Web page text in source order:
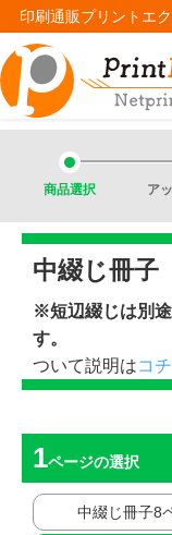
印刷通販プリントエ
商品選択 ア
中綴じ冊子
※短辺綴じは別
す。
ついて説明はコ
ページの選択
中綴じ冊子8